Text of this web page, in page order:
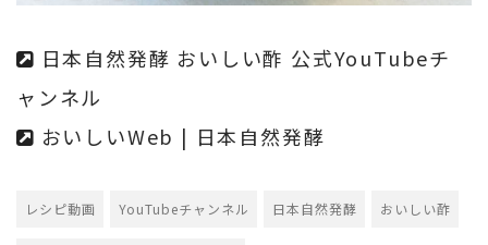
日本自然発酵 おいしい酢 公式YouTubeチ
ャンネル
おいしいWeb | 日本自然発酵
レシピ動画 YouTubeチャンネル 日本自然発酵 おいしい酢